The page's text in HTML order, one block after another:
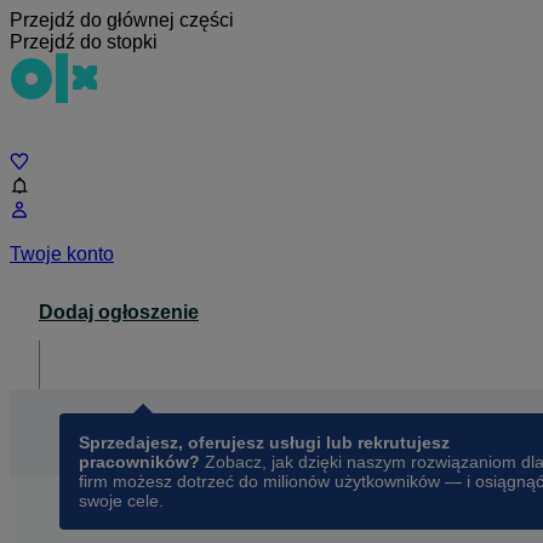
Przejdź do głównej części
Przejdź do stopki
Twoje konto
Dodaj ogłoszenie
Sprzedajesz, oferujesz usługi lub rekrutujesz
pracowników? Zobacz, jak dzięki naszym rozwiązaniom dla
firm możesz dotrzeć do milionów użytkowników — i osiągnąć
swoje cele.